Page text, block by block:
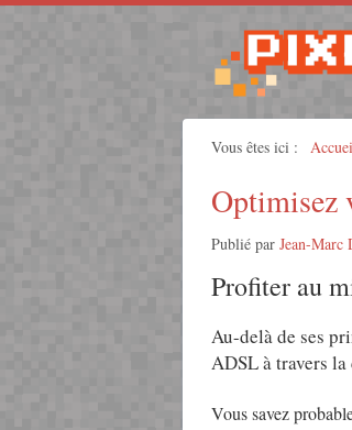
Vous êtes ici :
Optimisez
Publié par Jean-Marc
Profiter au
Au-delà de ses
ADSL à travers
Vous savez